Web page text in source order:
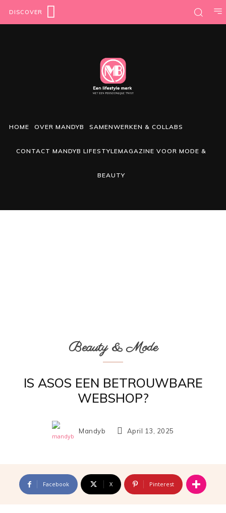
DISCOVER
HOME OVER MANDYB SAMENWERKEN & COLLABS
CONTACT MANDYB LIFESTYLEMAGAZINE VOOR MODE &
BEAUTY
Beauty & Mode
IS ASOS EEN BETROUWBARE
WEBSHOP?
Mandyb April 13, 2025
Facebook X Pinterest